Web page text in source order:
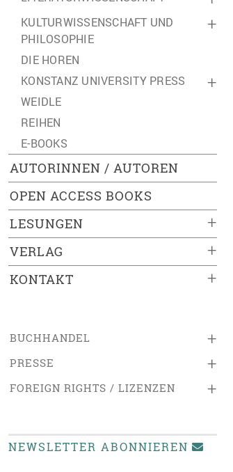
+
KULTURWISSENSCHAFT UND
PHILOSOPHIE
DIE HOREN
+
KONSTANZ UNIVERSITY PRESS
WEIDLE
REIHEN
E-BOOKS
AUTORINNEN / AUTOREN
OPEN ACCESS BOOKS
+
LESUNGEN
+
VERLAG
+
KONTAKT
+
BUCHHANDEL
+
PRESSE
+
FOREIGN RIGHTS / LIZENZEN
NEWSLETTER ABONNIEREN